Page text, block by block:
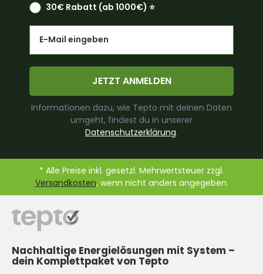
30€ Rabatt (ab 1000€) ⭐️
JETZT ANMELDEN
Informationen dazu, wie Tepto mit deinen Daten
umgeht, findest du in unserer
Datenschutzerklärung.
* Alle Preise inkl. gesetzl. Mehrwertsteuer zzgl.
Versandkosten, wenn nicht anders angegeben.
Nachhaltige Energielösungen mit System –
dein Komplettpaket von Tepto